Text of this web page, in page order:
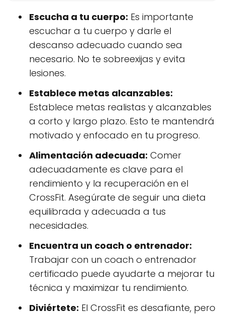
Escucha a tu cuerpo: Es importante
escuchar a tu cuerpo y darle el
descanso adecuado cuando sea
necesario. No te sobreexijas y evita
lesiones.
Establece metas alcanzables:
Establece metas realistas y alcanzables
a corto y largo plazo. Esto te mantendrá
motivado y enfocado en tu progreso.
Alimentación adecuada: Comer
adecuadamente es clave para el
rendimiento y la recuperación en el
CrossFit. Asegúrate de seguir una dieta
equilibrada y adecuada a tus
necesidades.
Encuentra un coach o entrenador:
Trabajar con un coach o entrenador
certificado puede ayudarte a mejorar tu
técnica y maximizar tu rendimiento.
Diviértete: El CrossFit es desafiante, pero